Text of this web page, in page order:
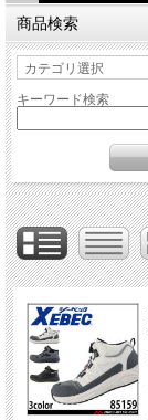
商品検索
キーワード検索